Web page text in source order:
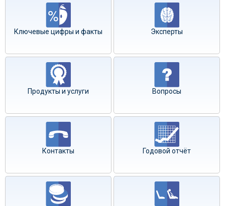
Ключевые цифры и факты Эксперты
Продукты и услуги Вопросы
Контакты Годовой отчёт